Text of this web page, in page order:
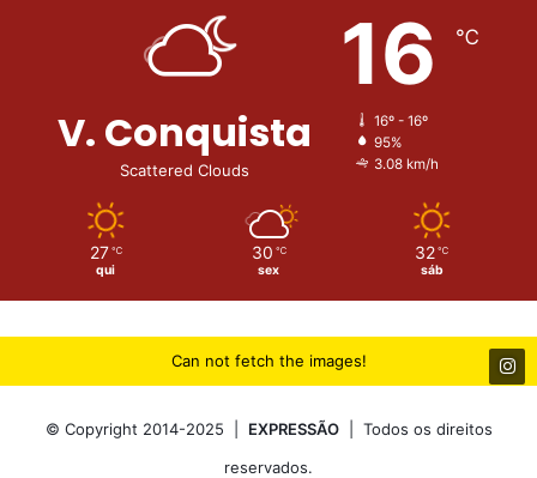
V. Conquista
Scattered Clouds
16 ℃
16º - 16º
95%
3.08 km/h
27 ℃
qui
30 ℃
sex
32 ℃
sáb
Can not fetch the images!
© Copyright 2014-2025 | EXPRESSÃO| Todos os direitos
reservados.